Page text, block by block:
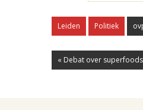
Leiden Politiek
« Debat over